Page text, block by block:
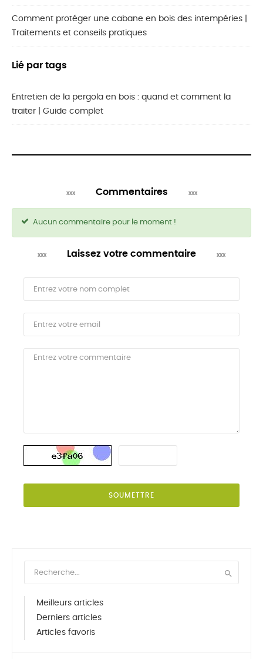
Comment protéger une cabane en bois des intempéries |
Traitements et conseils pratiques
Lié par tags
Entretien de la pergola en bois : quand et comment la
traiter | Guide complet
Commentaires
Aucun commentaire pour le moment !
Laissez votre commentaire
SOUMETTRE

Meilleurs articles
Derniers articles
Articles favoris